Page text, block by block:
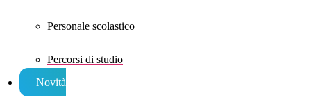
Personale scolastico
Percorsi di studio
Novità